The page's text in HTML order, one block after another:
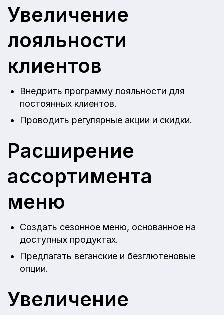
Увеличение
лояльности
клиентов
Внедрить программу лояльности для
постоянных клиентов.
Проводить регулярные акции и скидки.
Расширение
ассортимента
меню
Создать сезонное меню, основанное на
доступных продуктах.
Предлагать веганские и безглютеновые
опции.
Увеличение